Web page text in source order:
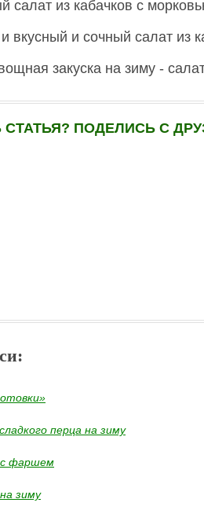
вкусный и сочный салат из
ПОДЕЛИСЬ С
перца на зиму
с фаршем
зиму